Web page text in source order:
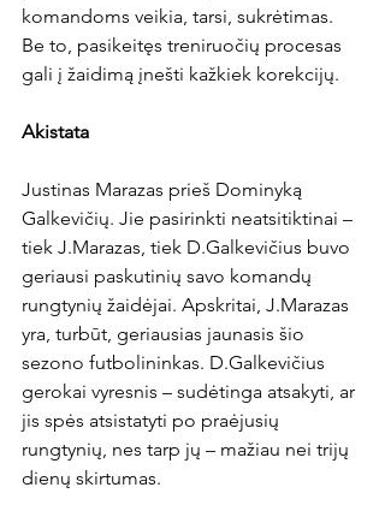
komandoms veikia, tarsi, sukrėtimas.
Be to, pasikeitęs treniruočių procesas
gali į žaidimą įnešti kažkiek korekcijų.
Akistata
Justinas Marazas prieš Dominyką
Galkevičių. Jie pasirinkti neatsitiktinai –
tiek J.Marazas, tiek D.Galkevičius buvo
geriausi paskutinių savo komandų
rungtynių žaidėjai. Apskritai, J.Marazas
yra, turbūt, geriausias jaunasis šio
sezono futbolininkas. D.Galkevičius
gerokai vyresnis – sudėtinga atsakyti, ar
jis spės atsistatyti po praėjusių
rungtynių, nes tarp jų – mažiau nei trijų
dienų skirtumas.